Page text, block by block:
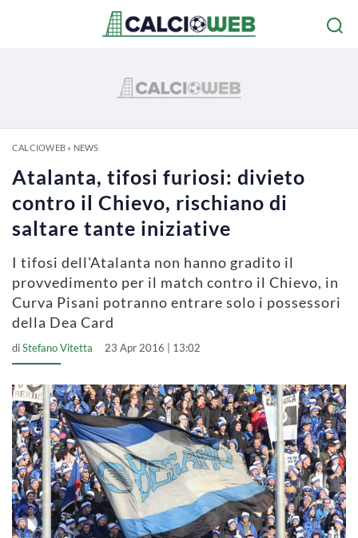
CALCIOWEB» NEWS
Atalanta, tifosi furiosi: divieto
contro il Chievo, rischiano di
saltare tante iniziative
I tifosi dell'Atalanta non hanno gradito il
provvedimento per il match contro il Chievo, in
Curva Pisani potranno entrare solo i possessori
della Dea Card
diStefano Vitetta 23 Apr 2016 | 13:02